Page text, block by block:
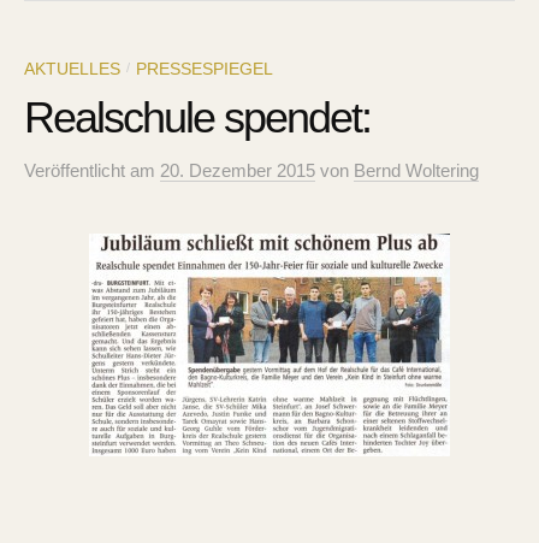
AKTUELLES / PRESSESPIEGEL
Realschule spendet:
Veröffentlicht am 20. Dezember 2015 von Bernd Woltering